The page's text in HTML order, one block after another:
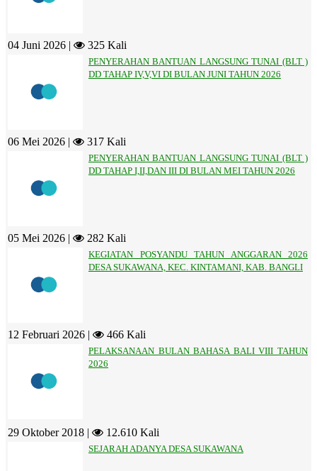
04 Juni 2026 | 325 Kali
PENYERAHAN BANTUAN LANGSUNG TUNAI (BLT )
DD TAHAP IV,V,VI DI BULAN JUNI TAHUN 2026
06 Mei 2026 | 317 Kali
PENYERAHAN BANTUAN LANGSUNG TUNAI (BLT )
DD TAHAP I,II,DAN III DI BULAN MEI TAHUN 2026
05 Mei 2026 | 282 Kali
KEGIATAN POSYANDU TAHUN ANGGARAN 2026
DESA SUKAWANA, KEC. KINTAMANI, KAB. BANGLI
12 Februari 2026 | 466 Kali
PELAKSANAAN BULAN BAHASA BALI VIII TAHUN
2026
29 Oktober 2018 | 12.610 Kali
SEJARAH ADANYA DESA SUKAWANA